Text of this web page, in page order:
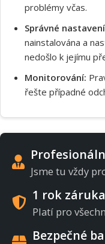
problémy včas.
Správné
nainstalována a
nedošlo k jejímu
Monitorování:
řešte případné
Jsme tu vždy
1 rok záruka
Platí pro
Bezpečné